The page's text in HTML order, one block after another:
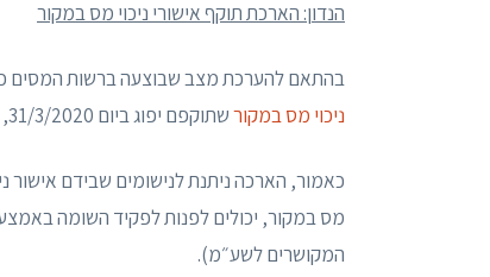
הנדון: הארכת תוקף אישורי ניכוי מס במקור
בהתאם להערכת מצב שבוצעה ברשות המסים
ניכוי מס במקורשתוקפם יפוג ביום 31/3/2020, עד ליום 30/04/2020.
מס במקור, יכולים לפנות לפקיד השומה
המקושרים לשע״מ).